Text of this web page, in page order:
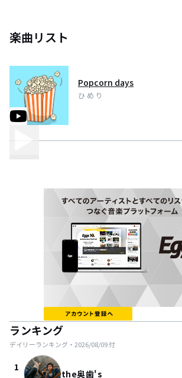
楽曲リスト
Popcorn days
ひ め り
ランキング
デイリーランキング・ 2026/08/09付
1
the奥歯's